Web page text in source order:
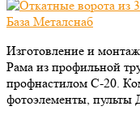
Изготовление и
Рама из профильной
профнастилом С-20.
фотоэлементы, пульты